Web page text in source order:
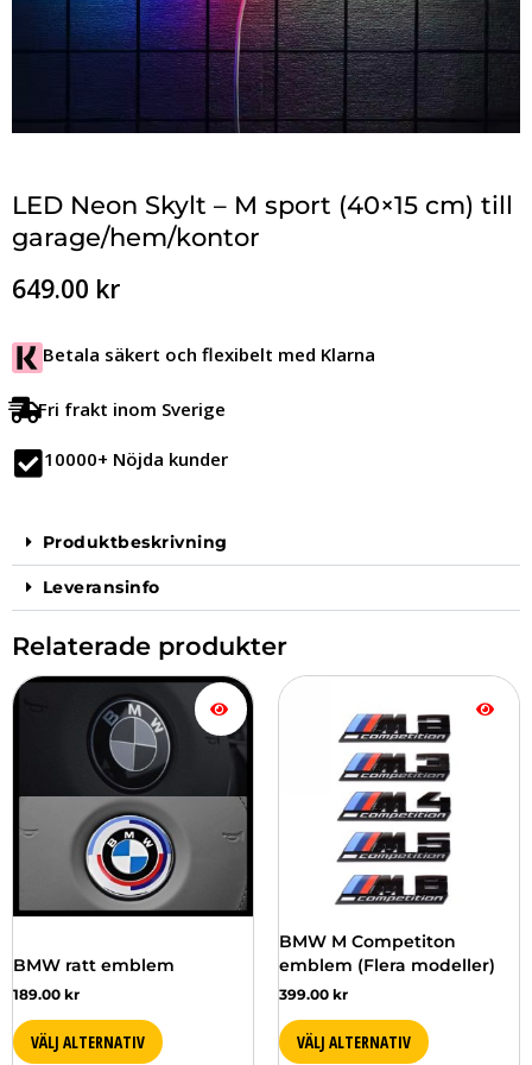
LED Neon Skylt – M sport (40×15 cm) till
garage/hem/kontor
649.00 kr
Betala säkert och flexibelt med Klarna
Fri frakt inom Sverige
10000+ Nöjda kunder
Produktbeskrivning
Leveransinfo
Relaterade produkter
BMW ratt emblem
189.00 kr
VÄLJ ALTERNATIV
Den
här
produkten
De
alternativen
produktsidan
BMW M Competiton
emblem (Flera modeller)
399.00 kr
VÄLJ ALTERNATIV
Den
produkten
varianter.
alternativen
på
produktsidan